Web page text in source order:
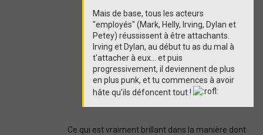
Mais de base, tous les acteurs
"employés" (Mark, Helly, Irving, Dylan et
Petey) réussissent à être attachants.
Irving et Dylan, au début tu as du mal à
t'attacher à eux... et puis
progressivement, il deviennent de plus
en plus punk, et tu commences à avoir
hâte qu'ils défoncent tout !
Ce qui est vraiment brillant dans la manière dont